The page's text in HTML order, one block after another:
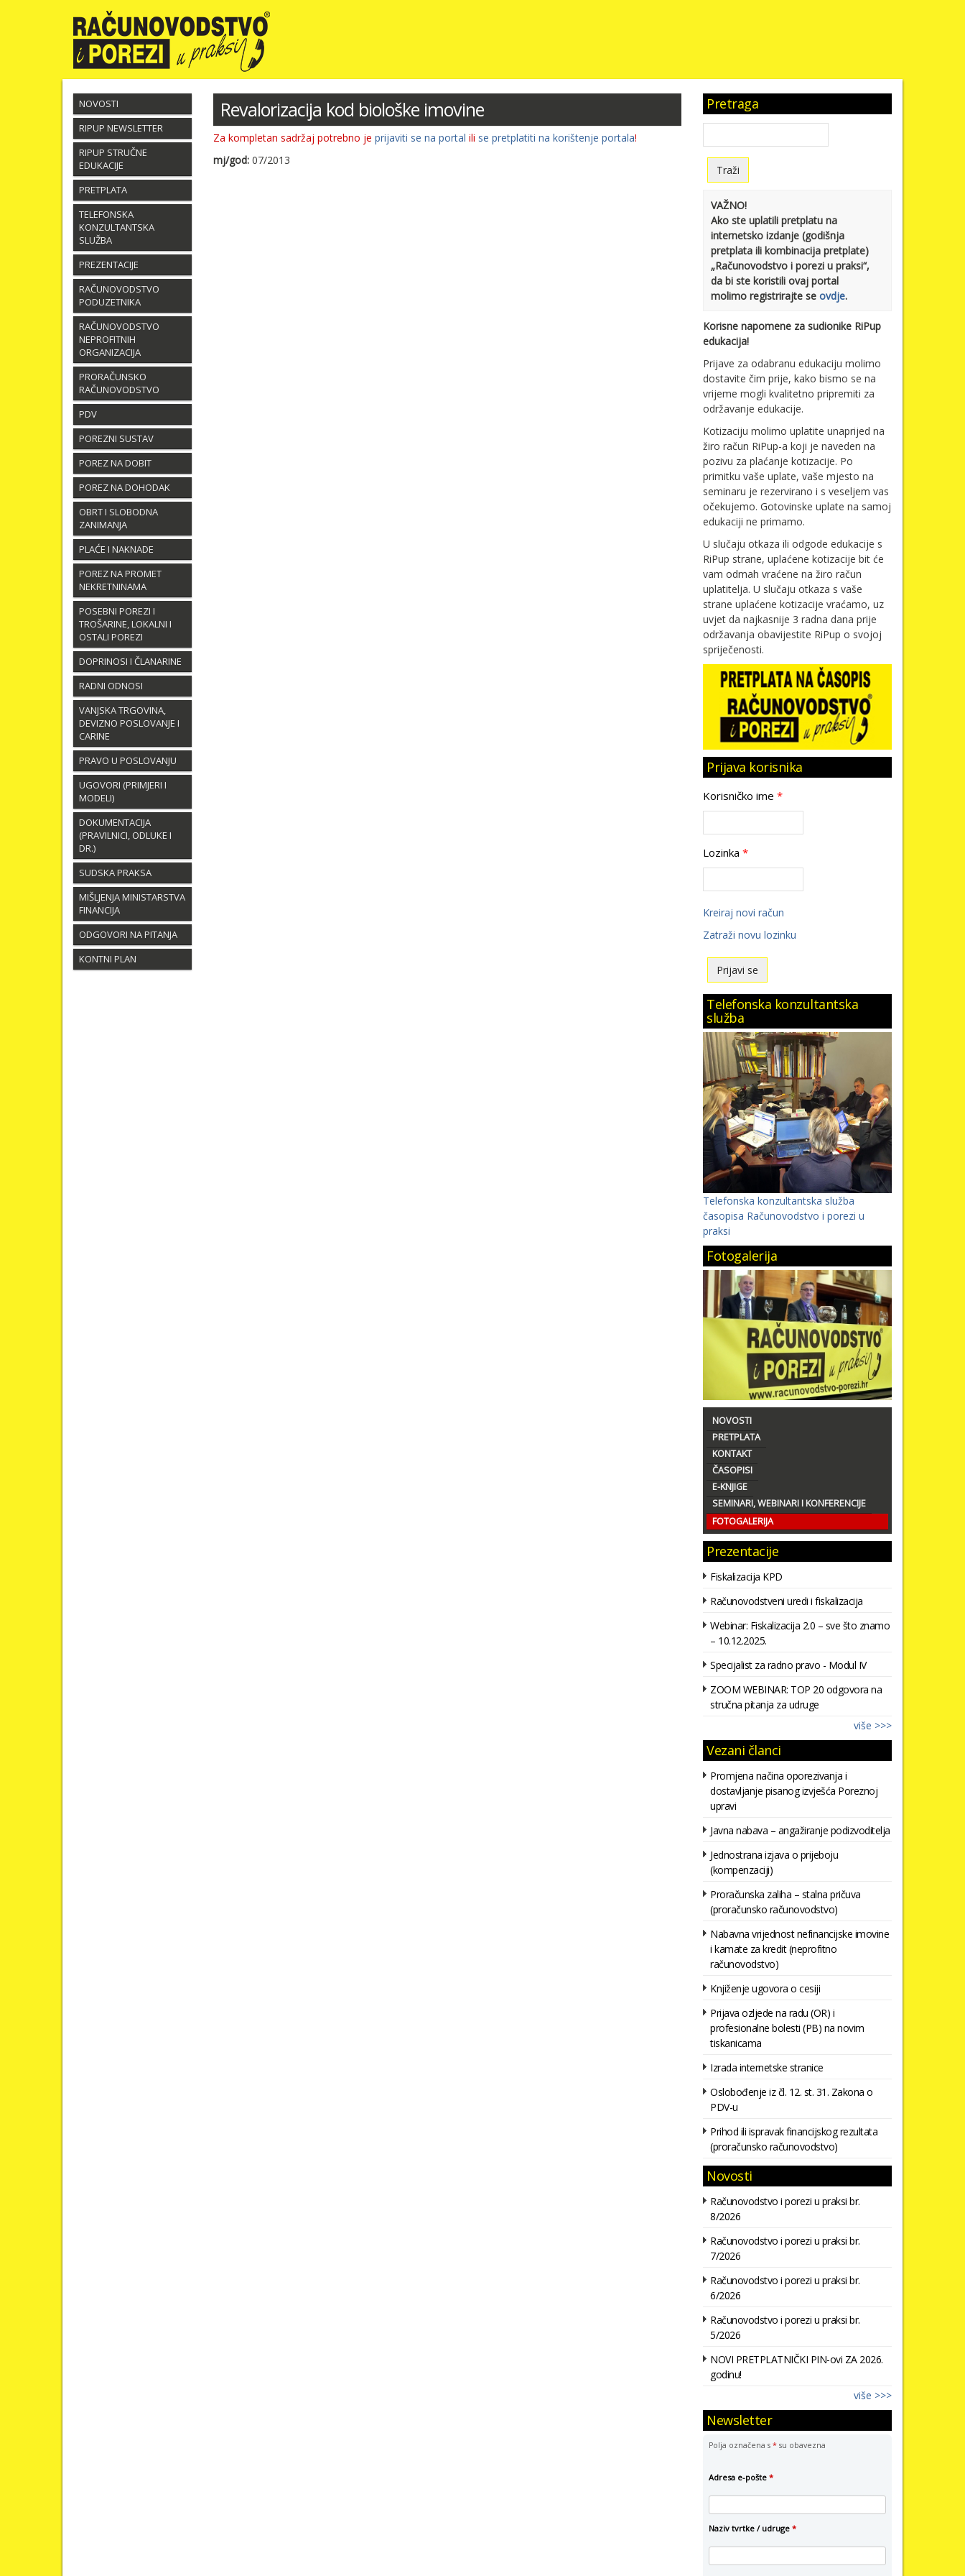
NOVOSTI
RIPUP NEWSLETTER
RIPUP STRUČNE
EDUKACIJE
PRETPLATA
TELEFONSKA
KONZULTANTSKA
SLUŽBA
PREZENTACIJE
RAČUNOVODSTVO
PODUZETNIKA
RAČUNOVODSTVO
NEPROFITNIH
ORGANIZACIJA
PRORAČUNSKO
RAČUNOVODSTVO
PDV
POREZNI SUSTAV
POREZ NA DOBIT
POREZ NA DOHODAK
OBRT I SLOBODNA
ZANIMANJA
PLAĆE I NAKNADE
POREZ NA PROMET
NEKRETNINAMA
POSEBNI POREZI I
TROŠARINE, LOKALNI I
OSTALI POREZI
DOPRINOSI I ČLANARINE
RADNI ODNOSI
VANJSKA TRGOVINA,
DEVIZNO POSLOVANJE I
CARINE
PRAVO U POSLOVANJU
UGOVORI (PRIMJERI I
MODELI)
DOKUMENTACIJA
(PRAVILNICI, ODLUKE I
DR.)
SUDSKA PRAKSA
MIŠLJENJA MINISTARSTVA
FINANCIJA
ODGOVORI NA PITANJA
KONTNI PLAN
Revalorizacija kod biološke imovine
Za kompletan sadržaj potrebno je prijaviti se na portal ili se pretplatiti na korištenje portala!
mj/god: 07/2013
Pretraga
VAŽNO!
Ako ste uplatili pretplatu na
internetsko izdanje (godišnja
pretplata ili kombinacija pretplate)
„Računovodstvo i porezi u praksi“,
da bi ste koristili ovaj portal
molimo registrirajte seovdje.
Korisne napomene za sudionike RiPup
edukacija!
Prijave za odabranu edukaciju molimo
dostavite čim prije, kako bismo se na
vrijeme mogli kvalitetno pripremiti za
održavanje edukacije.
Kotizaciju molimo uplatite unaprijed na
žiro račun RiPup-a koji je naveden na
pozivu za plaćanje kotizacije. Po
primitku vaše uplate, vaše mjesto na
seminaru je rezervirano i s veseljem vas
očekujemo. Gotovinske uplate na samoj
edukaciji ne primamo.
U slučaju otkaza ili odgode edukacije s
RiPup strane, uplaćene kotizacije bit će
vam odmah vraćene na žiro račun
uplatitelja. U slučaju otkaza s vaše
strane uplaćene kotizacije vraćamo, uz
uvjet da najkasnije 3 radna dana prije
održavanja obavijestite RiPup o svojoj
spriječenosti.
Prijava korisnika
Korisničko ime*
Lozinka*
Kreiraj novi račun
Zatraži novu lozinku
Telefonska konzultantska
služba
Telefonska konzultantska služba
časopisa Računovodstvo i porezi u
praksi
Fotogalerija
NOVOSTI
PRETPLATA
KONTAKT
ČASOPISI
E-KNJIGE
SEMINARI, WEBINARI I KONFERENCIJE
FOTOGALERIJA
Prezentacije
Fiskalizacija KPD
Računovodstveni uredi i fiskalizacija
Webinar: Fiskalizacija 2.0 – sve što znamo
– 10.12.2025.
Specijalist za radno pravo - Modul IV
ZOOM WEBINAR: TOP 20 odgovora na
stručna pitanja za udruge
više >>>
Vezani članci
Promjena načina oporezivanja i
dostavljanje pisanog izvješća Poreznoj
upravi
Javna nabava – angažiranje podizvoditelja
Jednostrana izjava o prijeboju
(kompenzaciji)
Proračunska zaliha – stalna pričuva
(proračunsko računovodstvo)
Nabavna vrijednost nefinancijske imovine
i kamate za kredit (neprofitno
računovodstvo)
Knjiženje ugovora o cesiji
Prijava ozljede na radu (OR) i
profesionalne bolesti (PB) na novim
tiskanicama
Izrada internetske stranice
Oslobođenje iz čl. 12. st. 31. Zakona o
PDV-u
Prihod ili ispravak financijskog rezultata
(proračunsko računovodstvo)
Novosti
Računovodstvo i porezi u praksi br.
8/2026
Računovodstvo i porezi u praksi br.
7/2026
Računovodstvo i porezi u praksi br.
6/2026
Računovodstvo i porezi u praksi br.
5/2026
NOVI PRETPLATNIČKI PIN-ovi ZA 2026.
godinu!
više >>>
Newsletter
Polja označena s* su obavezna
Adresa e-pošte*
Naziv tvrtke / udruge*